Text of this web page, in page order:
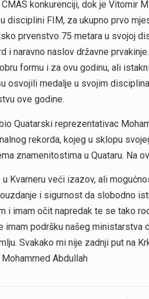
konkurenciji, dok je Vitomir
disciplini FIM, za ukupno prvo
prvenstvo 75 metara u svojoj
i naravno naslov državne
formu i za ovu godinu, ali
osvojili medalje u svojim
ove godine.
Quatarski reprezentativac
rekorda, kojeg u sklopu
znamenitostima u Quataru. Na
u Kvarneru veći izazov, ali
i sigurnost da slobodno
i imam očit napredak te se tako
imam podršku našeg ministarstva
Svakako mi nije zadnji put na
Abdullah